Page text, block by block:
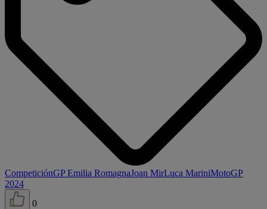
CompeticiónGP Emilia RomagnaJoan MirLuca MariniMotoGP
2024
0